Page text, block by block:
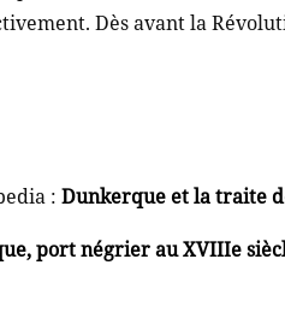
Dès avant la
: Dunkerque et la traite
port négrier au XVIIIe